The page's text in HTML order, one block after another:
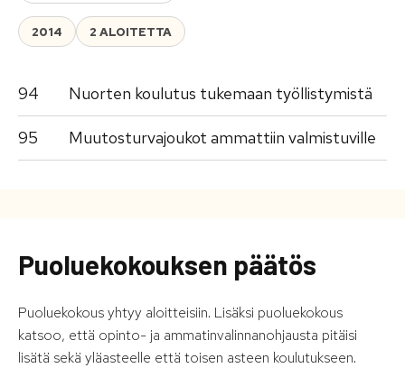
2014 2 ALOITETTA
94 Nuorten koulutus tukemaan työllistymistä
95 Muutosturvajoukot ammattiin valmistuville
Puoluekokouksen päätös
Puoluekokous yhtyy aloitteisiin. Lisäksi puoluekokous
katsoo, että opinto- ja ammatinvalinnanohjausta pitäisi
lisätä sekä yläasteelle että toisen asteen koulutukseen.